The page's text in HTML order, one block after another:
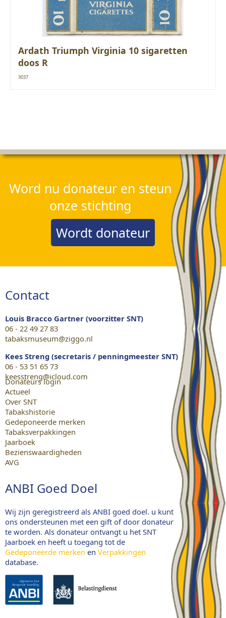
Ardath Triumph Virginia 10 sigaretten
doos R
3037
Word nu donateur en steun
onze stichting
Wordt donateur
Contact
Louis Bracco Gartner (voorzitter SNT)
06 - 22 49 27 83
tabaksmuseum@ziggo.nl
Kees Streng (secretaris / penningmeester SNT)
06 - 53 51 65 73
keesstreng@icloud.com
Donateurs login
Actueel
Over SNT
Tabakshistorie
Gedeponeerde merken
Tabaksverpakkingen
Jaarboek
Bezienswaardigheden
AVG
ANBI Goed Doel
Wij zijn geregistreerd als ANBI goed doel. u kunt
ons ondersteunen met een gift of door donateur
te worden. Als donateur ontvangt u het SNT
Jaarboek en heeft u toegang tot de
Gedeponeerde merken en Verpakkingen
database.